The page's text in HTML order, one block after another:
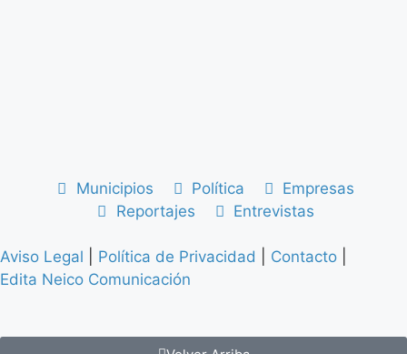
Municipios Política
Empresas
Reportajes
Entrevistas
Aviso Legal Política de Privacidad Contacto
Edita Neico Comunicación